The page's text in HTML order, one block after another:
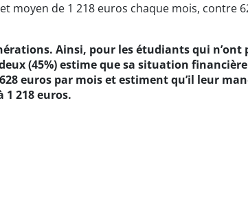
moyen de 1 218 euros chaque mois, contre
Ainsi, pour les étudiants qui n’ont
(45%) estime que sa situation
euros par mois et estiment qu’il leur
218 euros.